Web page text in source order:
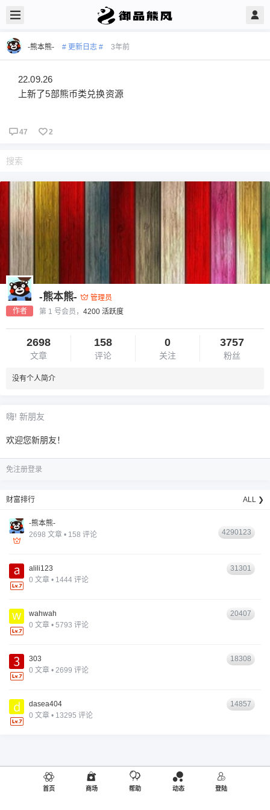
-熊本熊- # 更新日志 # 3年前
22.09.26
上新了5部熊币类兑换资源
47 2
作者
-熊本熊-
管理员
第 1 号会员， 4200 活跃度
2698
文章
158
评论
0
关注
3757
粉丝
没有个人简介
嗨! 新朋友
欢迎您新朋友！
免注册登录
财富排行 ALL ❯
-熊本熊-
2698 文章 • 158 评论
4290123
alili123
0 文章 • 1444 评论
31301
wahwah
0 文章 • 5793 评论
20407
303
0 文章 • 2699 评论
18308
dasea404
0 文章 • 13295 评论
14857
首页 商场 帮助 动态 登陆